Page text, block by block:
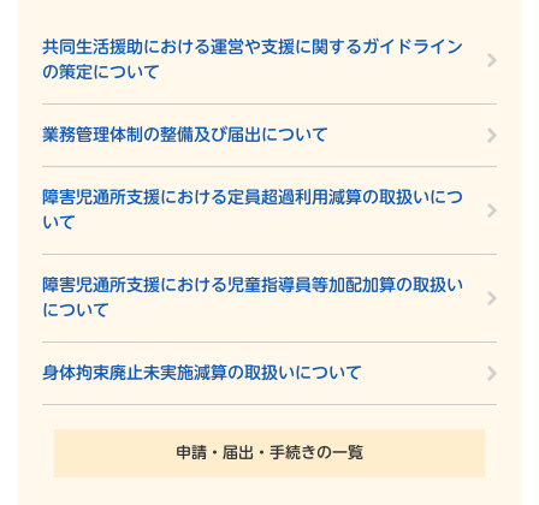
共同生活援助における運営や支援に関するガイドライン
の策定について
業務管理体制の整備及び届出について
障害児通所支援における定員超過利用減算の取扱いにつ
いて
障害児通所支援における児童指導員等加配加算の取扱い
について
身体拘束廃止未実施減算の取扱いについて
申請・届出・手続きの一覧